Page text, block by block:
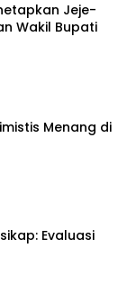
Jeje-
Wakil Bupati
Menang di
Evaluasi